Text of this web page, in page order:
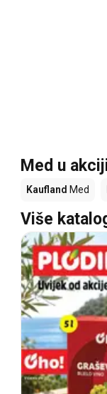
Med u
Kaufland Med
Više